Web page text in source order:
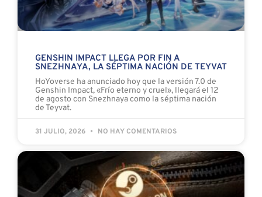
GENSHIN IMPACT LLEGA POR FIN A
SNEZHNAYA, LA SÉPTIMA NACIÓN DE TEYVAT
HoYoverse ha anunciado hoy que la versión 7.0 de
Genshin Impact, «Frío eterno y cruel», llegará el 12
de agosto con Snezhnaya como la séptima nación
de Teyvat.
31 JULIO, 2026 NO HAY COMENTARIOS